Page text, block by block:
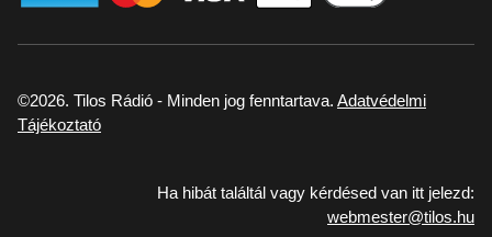
©2026. Tilos Rádió - Minden jog fenntartava. Adatvédelmi
Tájékoztató
Ha hibát találtál vagy kérdésed van itt jelezd:
webmester@tilos.hu